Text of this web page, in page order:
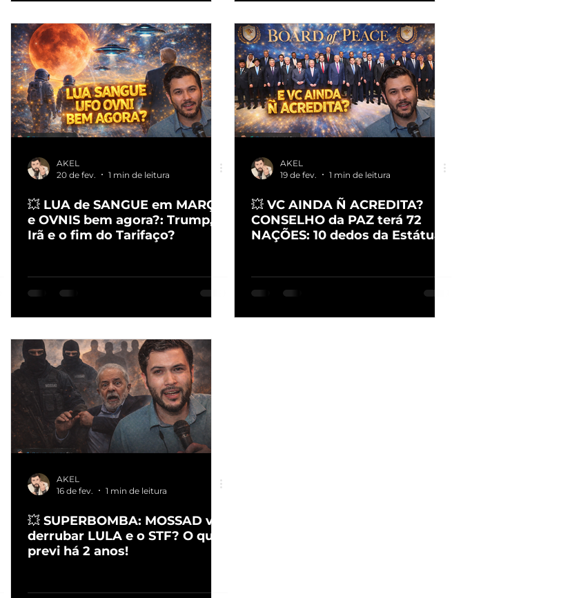
AKEL
20 de fev.
1 min de leitura
💥 LUA de SANGUE em MARÇO
e OVNIS bem agora?: Trump,
Irã e o fim do Tarifaço?
AKEL
19 de fev.
1 min de leitura
💥 VC AINDA Ñ ACREDITA?
CONSELHO da PAZ terá 72
NAÇÕES: 10 dedos da Estátua
AKEL
16 de fev.
1 min de leitura
💥 SUPERBOMBA: MOSSAD vai
derrubar LULA e o STF? O que
previ há 2 anos!